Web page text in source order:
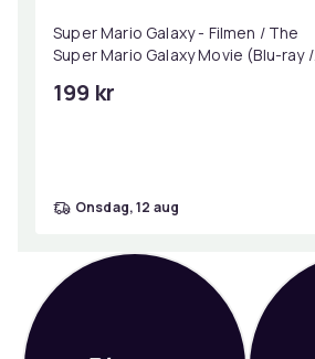
Super Mario Galaxy - Filmen / The
Super Mario Galaxy Movie (Blu-ray /
199 kr
onsdag, 12 aug